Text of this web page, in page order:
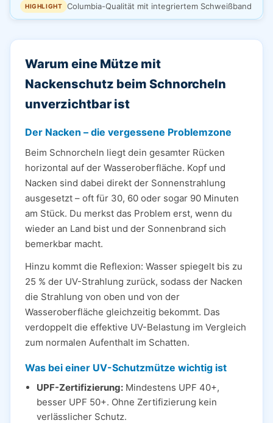
HIGHLIGHT Columbia-Qualität mit integriertem Schweißband
Warum eine Mütze mit
Nackenschutz beim Schnorcheln
unverzichtbar ist
Der Nacken – die vergessene Problemzone
Beim Schnorcheln liegt dein gesamter Rücken
horizontal auf der Wasseroberfläche. Kopf und
Nacken sind dabei direkt der Sonnenstrahlung
ausgesetzt – oft für 30, 60 oder sogar 90 Minuten
am Stück. Du merkst das Problem erst, wenn du
wieder an Land bist und der Sonnenbrand sich
bemerkbar macht.
Hinzu kommt die Reflexion: Wasser spiegelt bis zu
25 % der UV-Strahlung zurück, sodass der Nacken
die Strahlung von oben und von der
Wasseroberfläche gleichzeitig bekommt. Das
verdoppelt die effektive UV-Belastung im Vergleich
zum normalen Aufenthalt im Schatten.
Was bei einer UV-Schutzmütze wichtig ist
UPF-Zertifizierung: Mindestens UPF 40+,
besser UPF 50+. Ohne Zertifizierung kein
verlässlicher Schutz.